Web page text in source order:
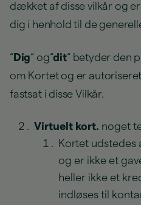
dækket af disse vilkår og er
dig i henhold til de
“Dig“ og“dit“ betyder den
om Kortet og er
fastsat i disse Vilkår.
Virtuelt kort. noget
Kortet udstedes
og er ikke et
heller ikke et
indløses til